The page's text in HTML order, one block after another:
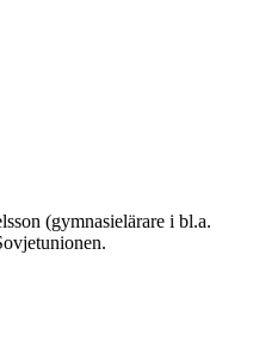
(gymnasielärare i bl.a.